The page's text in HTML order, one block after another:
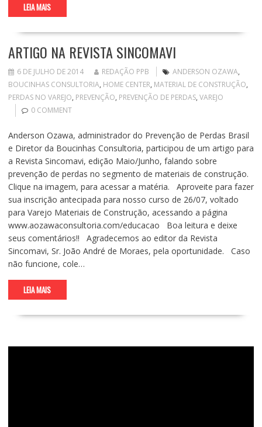
LEIA MAIS
ARTIGO NA REVISTA SINCOMAVI
6 DE JULHO DE 2014 REDAÇÃO PPB ANDERSON OZAWA,
BOUCINHAS CONSULTORIA, HOME CENTER, MATERIAL DE CONSTRUÇÃO,
PERDAS NO VAREJO, PREVENÇÃO, PREVENÇÃO DE PERDAS, VAREJO
0 COMMENT
Anderson Ozawa, administrador do Prevenção de Perdas Brasil
e Diretor da Boucinhas Consultoria, participou de um artigo para
a Revista Sincomavi, edição Maio/Junho, falando sobre
prevenção de perdas no segmento de materiais de construção.
Clique na imagem, para acessar a matéria. Aproveite para fazer
sua inscrição antecipada para nosso curso de 26/07, voltado
para Varejo Materiais de Construção, acessando a página
www.aozawaconsultoria.com/educacao Boa leitura e deixe
seus comentários!! Agradecemos ao editor da Revista
Sincomavi, Sr. João André de Moraes, pela oportunidade. Caso
não funcione, cole…
LEIA MAIS